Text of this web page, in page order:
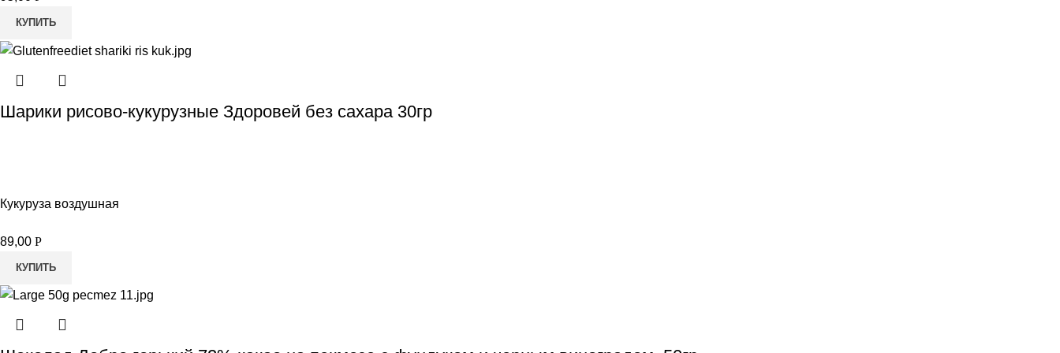
КУПИТЬ
Шарики рисово-кукурузные Здоровей без сахара 30гр
Кукуруза воздушная
89,00 Р
КУПИТЬ